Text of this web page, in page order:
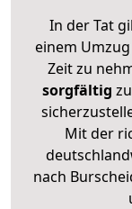
In der Tat
einem
Zeit zu
sorgfältig zu
Mit der
nach